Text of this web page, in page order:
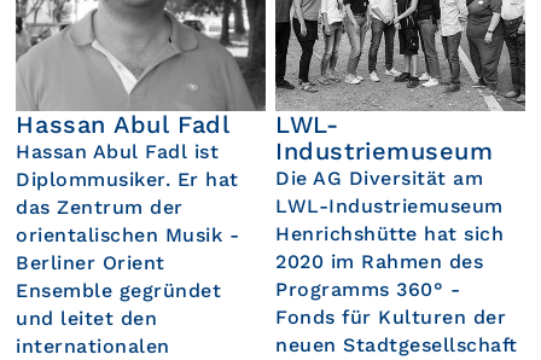
Hassan Abul Fadl
Hassan Abul Fadl ist
Diplommusiker. Er hat
das Zentrum der
orientalischen Musik -
Berliner Orient
Ensemble gegründet
und leitet den
internationalen
LWL-
Industriemuseum
Die AG Diversität am
LWL-Industriemuseum
Henrichshütte hat sich
2020 im Rahmen des
Programms 360° -
Fonds für Kulturen der
neuen Stadtgesellschaft